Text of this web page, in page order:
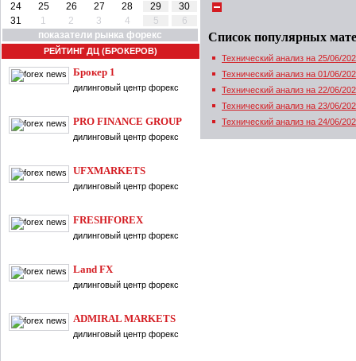
24
25 26 27 28 29
30
31
1 2 3 4 5
6
показатели рынка форекс
РЕЙТИНГ ДЦ (БРОКЕРОВ)
Брокер 1
дилинговый центр форекс
PRO FINANCE GROUP
дилинговый центр форекс
UFXMARKETS
дилинговый центр форекс
FRESHFOREX
дилинговый центр форекс
Land FX
дилинговый центр форекс
ADMIRAL MARKETS
дилинговый центр форекс
Список популярных
Технический анализ на 25/06/
Технический анализ на 01/06/
Технический анализ на 22/06/
Технический анализ на 23/06/
Технический анализ на 24/06/